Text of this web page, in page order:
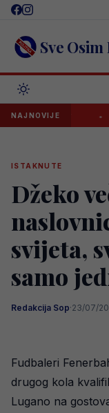
Skip
content Sve
NAJNOVIJE
stvar UEFA
ISTAKNUTE
Džeko
svijeta,
samo
Redakcija Sop·23/07/
Fudbaleri
drugog kola
Lugano na